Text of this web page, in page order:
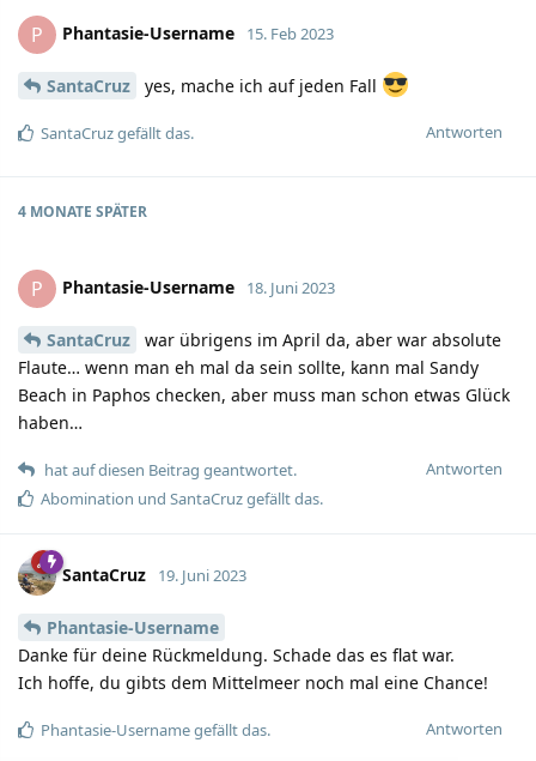
P Phantasie-Username 15. Feb 2023
SantaCruz yes, mache ich auf jeden Fall
Antworten
SantaCruzgefällt das.
4 MONATE SPÄTER
P Phantasie-Username 18. Juni 2023
SantaCruz
war übrigens im April da, aber war absolute
Flaute… wenn man eh mal da sein sollte, kann mal Sandy
Beach in Paphos checken, aber muss man schon etwas Glück
haben…
Antworten
hat auf diesen Beitrag geantwortet.
Abomination und SantaCruzgefällt das.
SantaCruz 19. Juni 2023
Phantasie-Username
Danke für deine Rückmeldung. Schade das es flat war.
Ich hoffe, du gibts dem Mittelmeer noch mal eine Chance!
Antworten
Phantasie-Usernamegefällt das.